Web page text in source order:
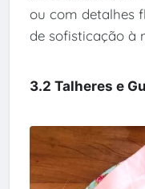
ou com detalhes
de sofisticação à
3.2 Talheres e